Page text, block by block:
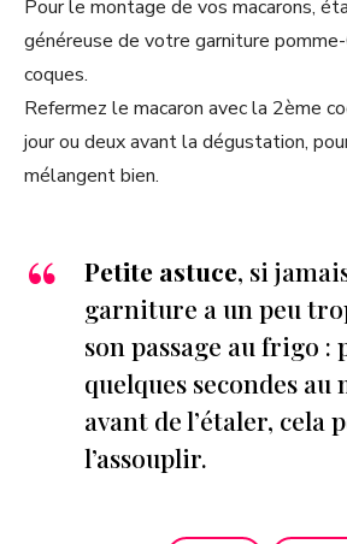
Pour le montage de vos macarons,
généreuse de votre garniture pomme-
coques.
Refermez le macaron avec la 2ème
jour ou deux avant la dégustation,
mélangent bien.
Petite astuce, si
garniture a un peu
son passage au frigo :
quelques secondes
avant de l’étaler, cela
l’assouplir.